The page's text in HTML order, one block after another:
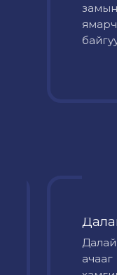
ямарч
ачааг